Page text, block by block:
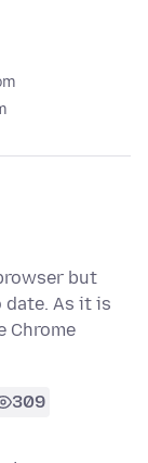
but
As it is
Chrome
309